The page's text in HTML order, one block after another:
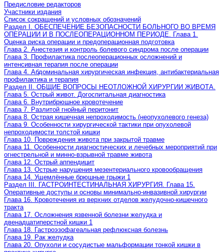
Предисловие редакторов
Участники издания
Список сокращений и условных обозначений
Раздел I. ОБЕСПЕЧЕНИЕ БЕЗОПАСНОСТИ БОЛЬНОГО ВО ВРЕМЯ
ОПЕРАЦИИ И В ПОСЛЕОПЕРАЦИОННОМ ПЕРИОДЕ. Глава 1.
Оценка риска операции и предоперационная подготовка
Глава 2. Анестезия и контроль болевого синдрома после операции
Глава 3. Профилактика послеоперационных осложнений и
интенсивная терапия после операции
Глава 4. Абдоминальная хирургическая инфекция, антибактериальная
профилактика и терапия
Раздел II. ОБЩИЕ ВОПРОСЫ НЕОТЛОЖНОЙ ХИРУРГИИ ЖИВОТА.
Глава 5. Острый живот. Догоспитальная диагностика
Глава 6. Внутрибрюшное кровотечение
Глава 7. Разлитой гнойный перитонит
Глава 8. Острая кишечная непроходимость (неопухолевого генеза)
Глава 9. Особенности хирургической тактики при опухолевой
непроходимости толстой кишки
Глава 10. Повреждения живота при закрытой травме
Глава 11. Особенности диагностических и лечебных мероприятий при
огнестрельной и минно-взрывной травме живота
Глава 12. Острый аппендицит
Глава 13. Острые нарушения мезентериального кровообращения
Глава 14. Ущемлённые брюшные грыжи 1
Раздел III. ГАСТРОИНТЕСТИНАЛЬНАЯ ХИРУРГИЯ. Глава 15.
Оперативные доступы и основы минимально-инвазивной хирургии
Глава 16. Кровотечения из верхних отделов желудочно-кишечного
тракта
Глава 17. Осложнения язвенной болезни желудка и
двенадцатиперстной кишки 1
Глава 18. Гастроэзофагеальная рефлюксная болезнь
Глава 19. Рак желудка
Глава 20. Опухоли и сосудистые мальформации тонкой кишки в